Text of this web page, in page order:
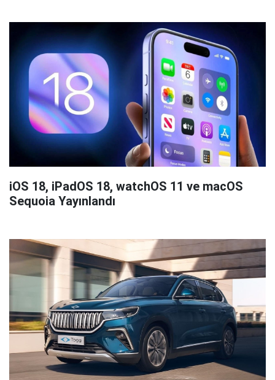
iOS 18, iPadOS 18, watchOS 11 ve macOS
Sequoia Yayınlandı